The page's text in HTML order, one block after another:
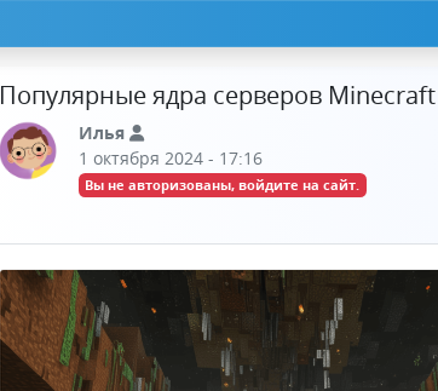
Популярные ядра серверов
Илья
1 октября 2024 - 17:16
Вы не авторизованы, войдите на сайт.